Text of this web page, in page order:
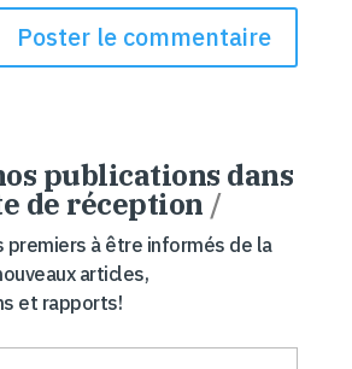
publications dans
de réception /
premiers à être informés de la
articles,
et rapports!